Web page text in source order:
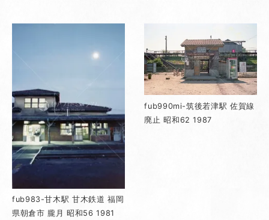
fub983-甘木駅 甘木鉄道 福岡
県朝倉市 朧月 昭和56 1981
fub990mi-筑後若津駅 佐賀線
廃止 昭和62 1987